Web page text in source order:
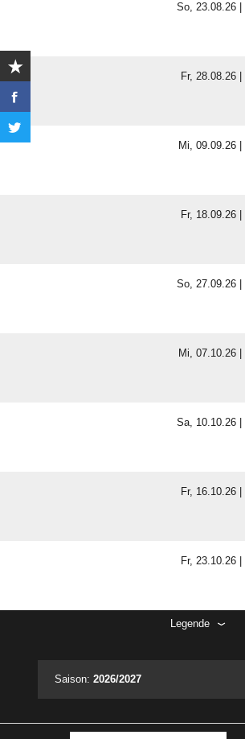
So, 23.08.26 |
Fr, 28.08.26 |
Mi, 09.09.26 |
Fr, 18.09.26 |
So, 27.09.26 |
Mi, 07.10.26 |
Sa, 10.10.26 |
Fr, 16.10.26 |
Fr, 23.10.26 |
Legende
Saison: 2026/2027